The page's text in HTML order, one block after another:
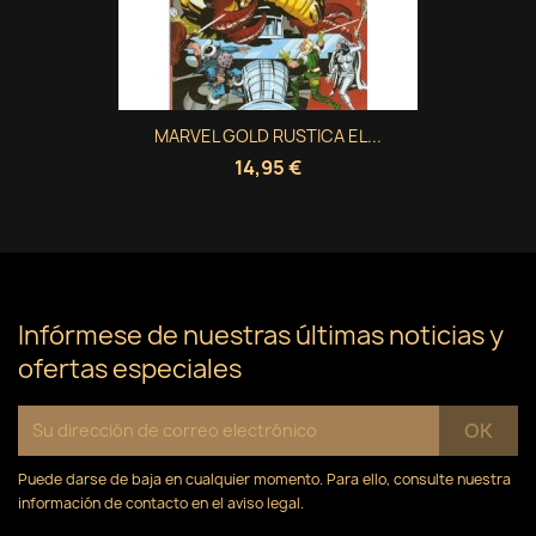
MARVEL GOLD RUSTICA EL...
14,95 €
Infórmese de nuestras últimas noticias y
ofertas especiales
Puede darse de baja en cualquier momento. Para ello, consulte nuestra
información de contacto en el aviso legal.